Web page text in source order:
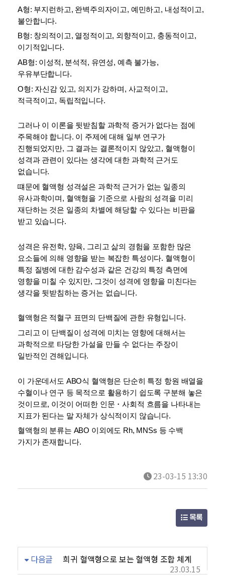
A형: 부지런하고, 완벽주의자이고, 예민하고, 내성적이고,
불안합니다.
B형: 창의적이고, 열정적이고, 외향적이고, 충동적이고,
이기적입니다.
AB형: 이성적, 분석적, 유연성, 예측 불가능,
우유부단합니다.
O형: 자신감 있고, 의지가 강하며, 사교적이고,
적극적이고, 독립적입니다.
그러나 이 이론을 뒷받침할 과학적 증거가 없다는 점에
주목해야 합니다. 이 주제에 대해 일부 연구가
진행되었지만, 그 결과는 결론적이지 않았고, 혈액형이
성격과 관련이 있다는 생각에 대한 과학적 근거도
없습니다.
떄문에 혈액형 성격설은 과학적 근거가 없는 일종의
유사과학이며, 혈액형을 기준으로 사람의 성격을 미리
재단하는 것은 일종의 차별에 해당할 수 있다는 비판을
받고 있습니다.
성격은 유전학, 양육, 그리고 삶의 경험을 포함한 많은
요소들에 의해 영향을 받는 복잡한 특성이다. 혈액형이
특정 질병에 대한 감수성과 같은 건강의 특정 측면에
영향을 미칠 수 있지만, 그것이 성격에 영향을 미친다는
생각을 뒷받침하는 증거는 없습니다.
혈액형은 적혈구 표면의 단백질에 관한 유형입니다.
그리고 이 단백질이 성격에 미치는 영향에 대해서는
과학적으로 타당한 가설을 만들 수 없다는 주장이
일반적인 견해입니다.
이 가운데서도 ABO식 혈액형은 단순히 특정 항원 배열을
수혈이나 연구 등 목적으로 활용하기 쉽도록 구분해 놓은
것이므로, 이것이 어떠한 인문・사회적 흐름을 나타내는
지표가 된다는 말 자체가 상식적이지 않습니다.
혈액형의 분류는 ABO 이외에도 Rh, MNSs 등 수백
가지가 존재합니다.
23-03-15 13:30
목록
다음글
희귀 혈액형으로 보는 혈액형 조합 체계
23.03.15